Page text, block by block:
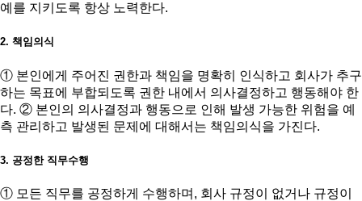
예를 지키도록 항상 노력한다.
2. 책임의식
① 본인에게 주어진 권한과 책임을 명확히 인식하고 회사가 추구
하는 목표에 부합되도록 권한 내에서 의사결정하고 행동해야 한
다. ② 본인의 의사결정과 행동으로 인해 발생 가능한 위험을 예
측 관리하고 발생된 문제에 대해서는 책임의식을 가진다.
3. 공정한 직무수행
① 모든 직무를 공정하게 수행하며, 회사 규정이 없거나 규정이